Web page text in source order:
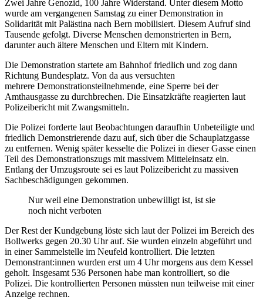
Zwei Jahre Genozid, 100 Jahre Widerstand. Unter diesem Motto
wurde am vergangenen Samstag zu einer Demonstration in
Solidarität mit Palästina nach Bern mobilisiert. Diesem Aufruf sind
Tausende gefolgt. Diverse Menschen demonstrierten in Bern,
darunter auch ältere Menschen und Eltern mit Kindern.
Die Demonstration startete am Bahnhof friedlich und zog dann
Richtung Bundesplatz. Von da aus versuchten
mehrere Demonstrationsteilnehmende, eine Sperre bei der
Amthausgasse zu durchbrechen. Die Einsatzkräfte reagierten laut
Polizeibericht mit Zwangsmitteln.
Die Polizei forderte laut Beobachtungen daraufhin Unbeteiligte und
friedlich Demonstrierende dazu auf, sich über die Schauplatzgasse
zu entfernen. Wenig später kesselte die Polizei in dieser Gasse einen
Teil des Demonstrationszugs mit massivem Mitteleinsatz ein.
Entlang der Umzugsroute sei es laut Polizeibericht zu massiven
Sachbeschädigungen gekommen.
Nur weil eine Demonstration unbewilligt ist, ist sie
noch nicht verboten
Der Rest der Kundgebung löste sich laut der Polizei im Bereich des
Bollwerks gegen 20.30 Uhr auf. Sie wurden einzeln abgeführt und
in einer Sammelstelle im Neufeld kontrolliert. Die letzten
Demonstrant:innen wurden erst um 4 Uhr morgens aus dem Kessel
geholt. Insgesamt 536 Personen habe man kontrolliert, so die
Polizei. Die kontrollierten Personen müssten nun teilweise mit einer
Anzeige rechnen.